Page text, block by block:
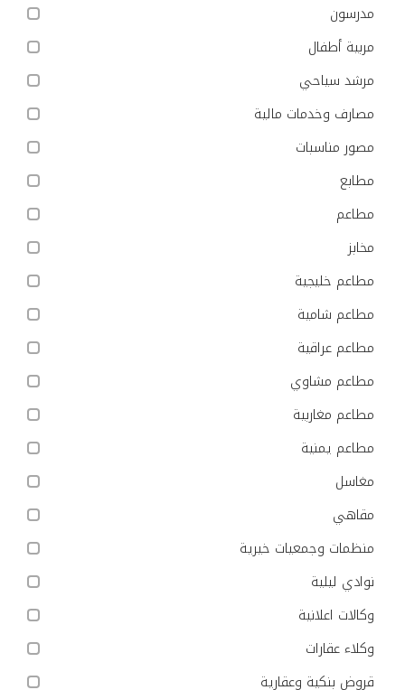
مدرسون
مربية أطفال
مرشد سياحي
مصارف وخدمات مالية
مصور مناسبات
مطابع
مطاعم
مخابز
مطاعم خليجية
مطاعم شامية
مطاعم عراقية
مطاعم مشاوي
مطاعم مغاربية
مطاعم يمنية
مغاسل
مقاهي
منظمات وجمعيات خيرية
نوادي ليلية
وكالات اعلانية
وكلاء عقارات
قروض بنكية وعقارية